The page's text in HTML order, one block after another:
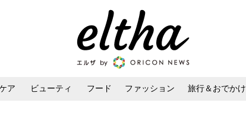
ア ビューティ フード ファッション 旅行＆おでかけ